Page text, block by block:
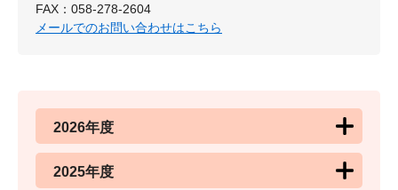
FAX：058-278-2604
メールでのお問い合わせはこちら
2026年度
2025年度